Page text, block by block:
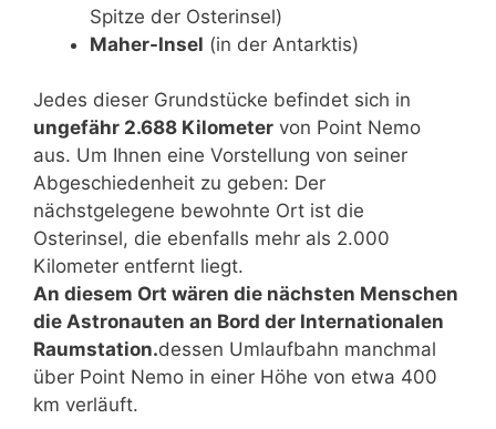
Spitze der Osterinsel)
Maher-Insel (in der Antarktis)
Jedes dieser Grundstücke befindet sich in
ungefähr 2.688 Kilometer von Point Nemo
aus. Um Ihnen eine Vorstellung von seiner
Abgeschiedenheit zu geben: Der
nächstgelegene bewohnte Ort ist die
Osterinsel, die ebenfalls mehr als 2.000
Kilometer entfernt liegt.
An diesem Ort wären die nächsten Menschen
die Astronauten an Bord der Internationalen
Raumstation.dessen Umlaufbahn manchmal
über Point Nemo in einer Höhe von etwa 400
km verläuft.